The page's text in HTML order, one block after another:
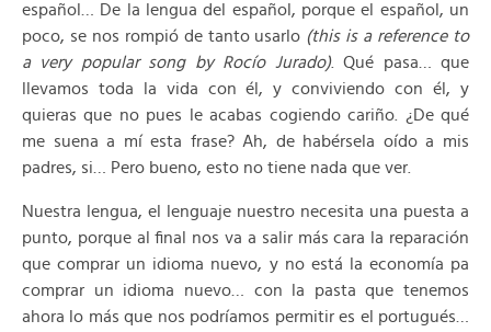
español… De la lengua del español, porque el español, un
poco, se nos rompió de tanto usarlo (this is a reference to
a very popular song by Rocío Jurado). Qué pasa… que
llevamos toda la vida con él, y conviviendo con él, y
quieras que no pues le acabas cogiendo cariño. ¿De qué
me suena a mí esta frase? Ah, de habérsela oído a mis
padres, si… Pero bueno, esto no tiene nada que ver.
Nuestra lengua, el lenguaje nuestro necesita una puesta a
punto, porque al final nos va a salir más cara la reparación
que comprar un idioma nuevo, y no está la economía pa
comprar un idioma nuevo… con la pasta que tenemos
ahora lo más que nos podríamos permitir es el portugués…